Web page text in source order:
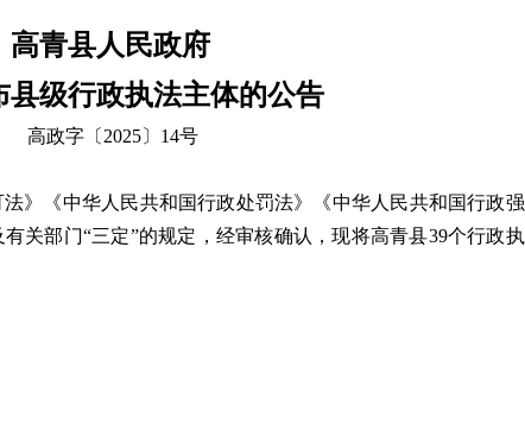
高青县人民政府
县级行政执法主体的公告
高政字〔2025〕14号
》《中华人民共和国行政处罚法》《中华人民共和国行政强
关部门“三定”的规定，经审核确认，现将高青县39个行政执